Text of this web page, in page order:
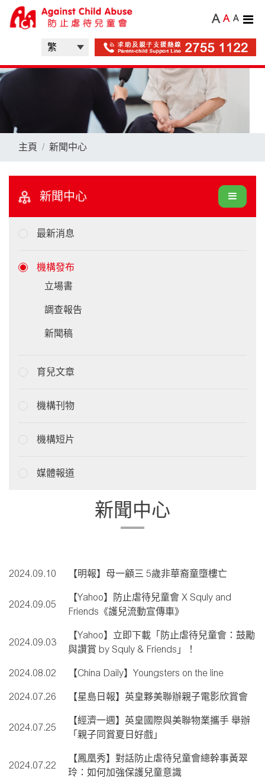
A A A
主頁 新聞中心
新聞中心
最新消息
機構發布
立場書
調查報告
新聞稿
育兒文章
機構刊物
機構短片
媒體報道
新聞中心
2024.09.10 【明報】母一顧三 5歲非華裔童墮樓亡
2024.09.05
【Yahoo】防止虐待兒童會 X Squly and
Friends《護兒流動宣傳車》
2024.09.03
【Yahoo】立即下載「防止虐待兒童會：鼓勵
與讚賞 by Squly & Friends」！
2024.08.02 【China Daily】Youngsters on the line
2024.07.26 【星島日報】英皇夥美聯辦親子電影欣賞會
2024.07.25
【經濟一週】英皇國際與美聯物業攜手 舉辦
「親子同賞夏日好戲」
2024.07.22
【鳳凰秀】對話防止虐待兒童會總幹事黃翠
玲：如何加強保護兒童意識